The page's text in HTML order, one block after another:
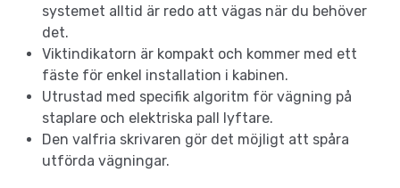
systemet alltid är redo att vägas när du behöver
det.
Viktindikatorn är kompakt och kommer med ett
fäste för enkel installation i kabinen.
Utrustad med specifik algoritm för vägning på
staplare och elektriska pall lyftare.
Den valfria skrivaren gör det möjligt att spåra
utförda vägningar.